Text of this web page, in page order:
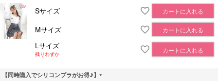
Sサイズ
カートに入れる
Mサイズ カートに入れる
Lサイズ
残りわずか
カートに入れる
【同時購入でシリコンブラがお得♪】